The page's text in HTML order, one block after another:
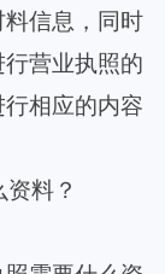
信息，同时
营业执照的
相应的内容